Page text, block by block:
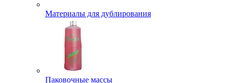
Материалы для дублирования
Паковочные массы